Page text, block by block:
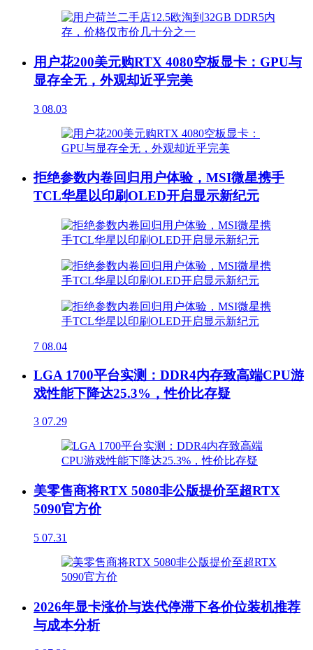
用户花200美元购RTX 4080空板显卡：GPU与
显存全无，外观却近乎完美
3 08.03
拒绝参数内卷回归用户体验，MSI微星携手
TCL华星以印刷OLED开启显示新纪元
7 08.04
LGA 1700平台实测：DDR4内存致高端CPU游
戏性能下降达25.3%，性价比存疑
3 07.29
美零售商将RTX 5080非公版提价至超RTX
5090官方价
5 07.31
2026年显卡涨价与迭代停滞下各价位装机推荐
与成本分析